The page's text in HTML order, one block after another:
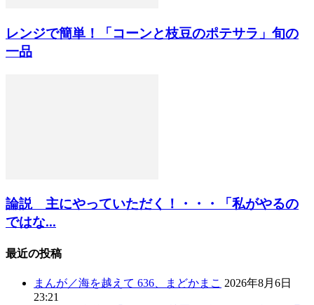
レンジで簡単！「コーンと枝豆のポテサラ」旬の
一品
論説 主にやっていただく！・・・「私がやるの
ではな...
最近の投稿
まんが／海を越えて 636、まどかまこ 2026年8月6日
23:21